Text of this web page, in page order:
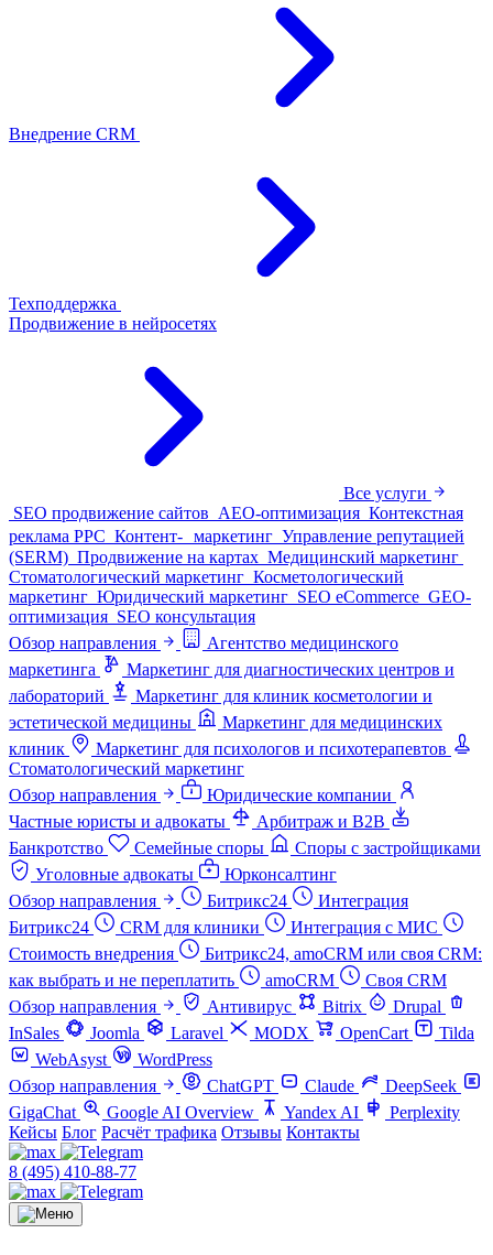
Внедрение CRM
Техподдержка
Продвижение в нейросетях
Все услуги
SEO продвижение сайтов AEO-оптимизация Контекстная
реклама PPC Контент- маркетинг Управление репутацией
(SERM) Продвижение на картах Медицинский маркетинг
Стоматологический маркетинг Косметологический
маркетинг Юридический маркетинг SEO eCommerce GEO-
оптимизация SEO консультация
Обзор направления
Агентство медицинского
маркетинга
Маркетинг для диагностических центров и
лабораторий
Маркетинг для клиник косметологии и
эстетической медицины
Маркетинг для медицинских
клиник
Маркетинг для психологов и психотерапевтов
Стоматологический маркетинг
Обзор направления
Юридические компании
Частные юристы и адвокаты
Арбитраж и B2B
Банкротство
Семейные споры
Споры с застройщиками
Уголовные адвокаты
Юрконсалтинг
Обзор направления
Битрикс24
Интеграция
Битрикс24
CRM для клиники
Интеграция с МИС
Стоимость внедрения
Битрикс24, amoCRM или своя CRM:
как выбрать и не переплатить
amoCRM
Своя CRM
Обзор направления
Антивирус Bitrix
Drupal
InSales
Joomla Laravel MODX OpenCart
Tilda
WebAsyst
WordPress
Обзор направления
ChatGPT Claude
DeepSeek
GigaChat
Google AI Overview Yandex AI
Perplexity
Кейсы Блог Расчёт трафика Отзывы Контакты
8 (495) 410-88-77